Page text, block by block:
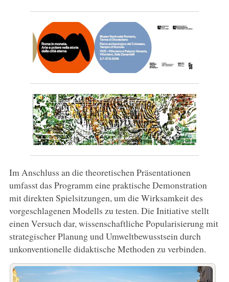
Im Anschluss an die theoretischen Präsentationen
umfasst das Programm eine praktische Demonstration
mit direkten Spielsitzungen, um die Wirksamkeit des
vorgeschlagenen Modells zu testen. Die Initiative stellt
einen Versuch dar, wissenschaftliche Popularisierung mit
strategischer Planung und Umweltbewusstsein durch
unkonventionelle didaktische Methoden zu verbinden.